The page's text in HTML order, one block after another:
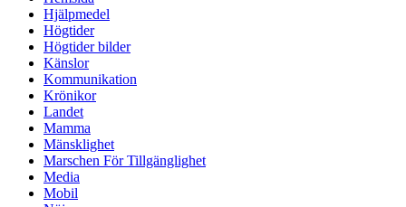
Hjälpmedel
Högtider
Högtider bilder
Känslor
Kommunikation
Krönikor
Landet
Mamma
Mänsklighet
Marschen För Tillgänglighet
Media
Mobil